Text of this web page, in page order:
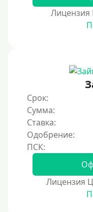
По СНИЛСу
Без фото
Без подтверждения
Без справок и
Без посредников
Процент
Лицензия
Срок:
Сумма:
Ставка:
Одобрение:
Лицензия